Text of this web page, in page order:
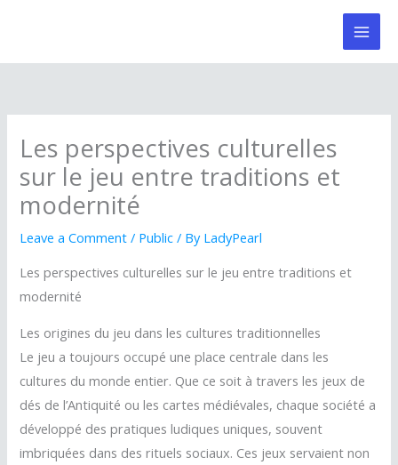
content
Les perspectives culturelles
sur le jeu entre traditions et
modernité
Leave a Comment / Public / By LadyPearl
Les perspectives culturelles sur le jeu entre traditions et
modernité
Les origines du jeu dans les cultures traditionnelles
Le jeu a toujours occupé une place centrale dans les
cultures du monde entier. Que ce soit à travers les jeux de
dés de l’Antiquité ou les cartes médiévales, chaque société a
développé des pratiques ludiques uniques, souvent
imbriquées dans des rituels sociaux. Ces jeux servaient non